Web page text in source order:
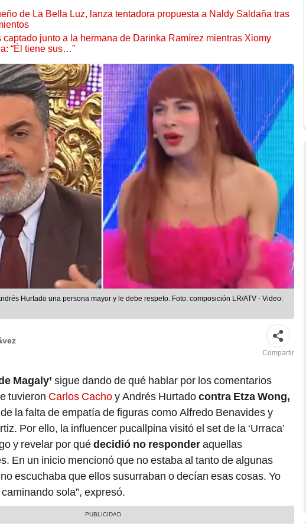
de La Bella Luz, lanza tentadora propuesta a Naldy Saldaña tras
captado junto a la hermana de Darinka Ramírez mientras Xiomy
“Él tiene sus…”
Hurtado una persona mayor y le debe respeto. Foto: composición LR/ATV - Video:
Compartir
Magaly’ sigue dando de qué hablar por los comentarios
tuvieron Carlos Cachoy Andrés Hurtadocontra Etza Wong,
la falta de empatía de figuras como Alfredo Benavides y
Por ello, la influencer pucallpina visitó el set de la ‘Urraca’
y revelar por quédecidió no responderaquellas
En un inicio mencionó que no estaba al tanto de algunas
escuchaba que ellos susurraban o decían esas cosas. Yo
sola”, expresó.